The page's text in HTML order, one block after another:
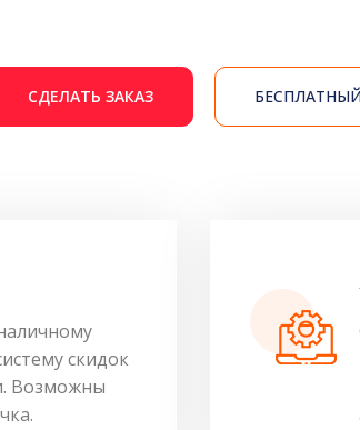
СДЕЛАТЬ ЗАКАЗ
скидок
Возможны